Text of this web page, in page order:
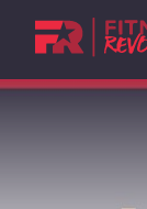
El